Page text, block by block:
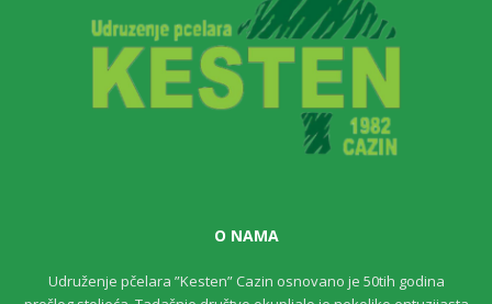
O NAMA
Udruženje pčelara ”Kesten” Cazin osnovano je 50tih godina